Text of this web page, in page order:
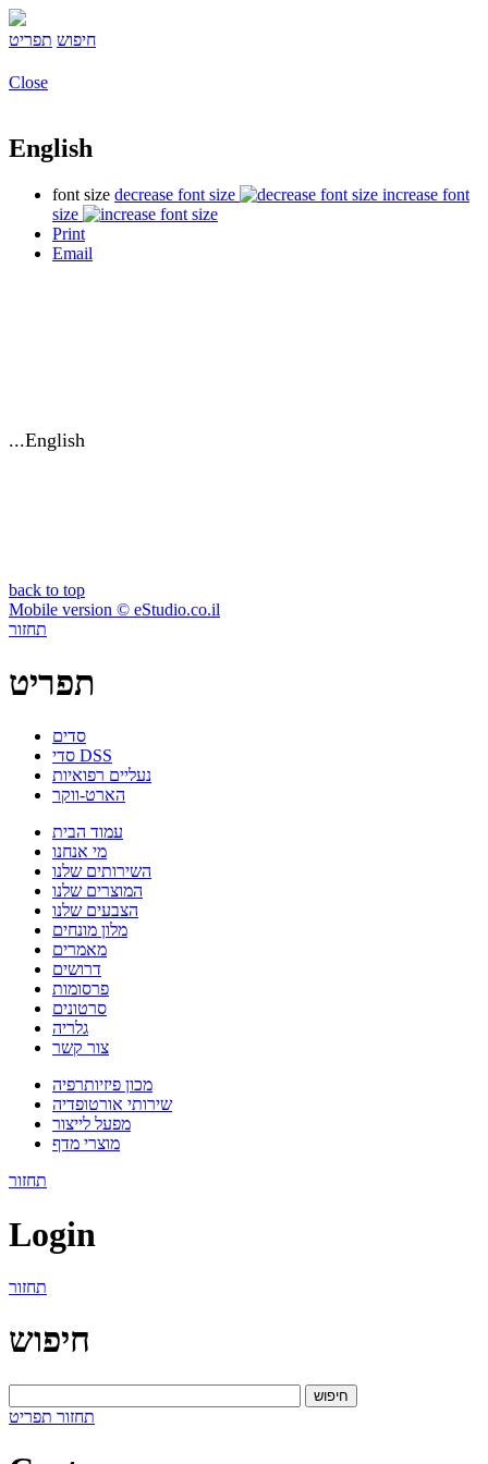
חיפוש תפריט
Close
English
font size decrease font size
increase font
size
Print
Email
English...
back to top
Mobile version © eStudio.co.il
תחזור
תפריט
סדים
סדי DSS
נעליים רפואיות
הארט-ווקר
עמוד הבית
מי אנחנו
השירותים שלנו
המוצרים שלנו
הצבעים שלנו
מלון מונחים
מאמרים
דרושים
פרסומות
סרטונים
גלריה
צור קשר
מכון פיזיותרפיה
שירותי אורטופדיה
מפעל לייצור
מוצרי מדף
תחזור
Login
תחזור
חיפוש
חיפוש
תחזור תפריט